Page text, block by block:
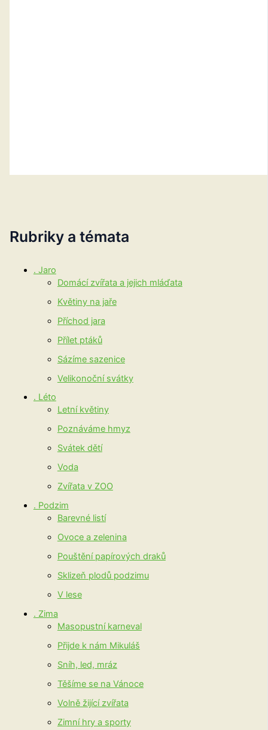
Rubriky a témata
. Jaro
Domácí zvířata a jejich mláďata
Květiny na jaře
Příchod jara
Přílet ptáků
Sázíme sazenice
Velikonoční svátky
. Léto
Letní květiny
Poznáváme hmyz
Svátek dětí
Voda
Zvířata v ZOO
. Podzim
Barevné listí
Ovoce a zelenina
Pouštění papírových draků
Sklizeň plodů podzimu
V lese
. Zima
Masopustní karneval
Přijde k nám Mikuláš
Sníh, led, mráz
Těšíme se na Vánoce
Volně žijící zvířata
Zimní hry a sporty